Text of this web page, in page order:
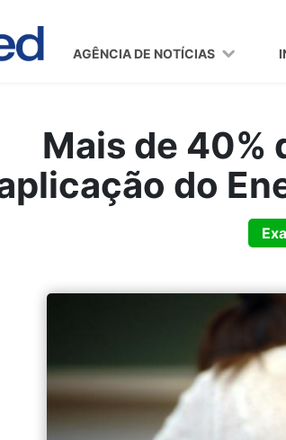
AGÊNCIA DE NOTÍCIAS
Mais de 40%
do